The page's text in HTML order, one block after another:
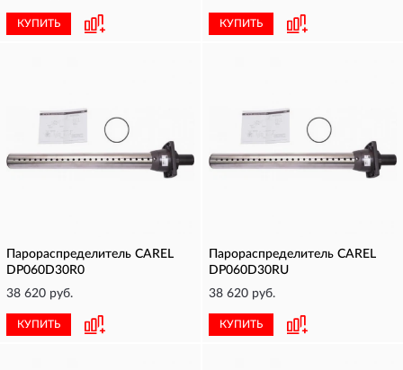
КУПИТЬ КУПИТЬ
Парораспределитель CAREL
DP060D30R0
38 620 руб.
КУПИТЬ
Парораспределитель CAREL
DP060D30RU
38 620 руб.
КУПИТЬ